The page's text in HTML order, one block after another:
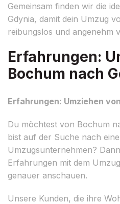
Gemeinsam finden wir die
Gdynia, damit dein Umzug
reibungslos und angenehm
Erfahrungen:
Bochum nach
Erfahrungen: Umziehen
Du möchtest von Bochum
bist auf der Suche nach
Umzugsunternehmen?
Erfahrungen mit dem
genauer anschauen.
Unsere Kunden, die ihre